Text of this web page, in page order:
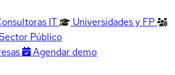
IT
Universidades y FP
Público
Agendar demo